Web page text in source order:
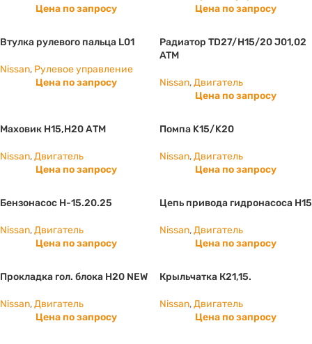
Цена по запросу
Цена по запросу
Втулка рулевого пальца L01
Nissan, Рулевое управление
Цена по запросу
Радиатор TD27/H15/20 J01,02
ATM
Nissan,Двигатель
Цена по запросу
Маховик Н15,Н20 АТМ
Nissan,Двигатель
Цена по запросу
Помпа K15/K20
Nissan,Двигатель
Цена по запросу
Бензонасос H-15.20.25
Nissan,Двигатель
Цена по запросу
Цепь привода гидронасоса H15
Nissan,Двигатель
Цена по запросу
Прокладка гол. блока H20 NEW
Nissan,Двигатель
Цена по запросу
Крыльчатка К21,15.
Nissan,Двигатель
Цена по запросу